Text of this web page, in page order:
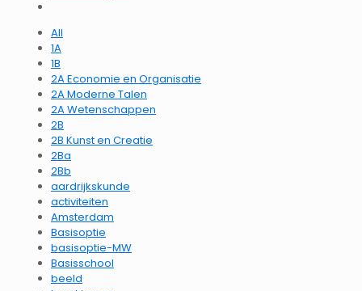
All
1A
1B
2A Economie en Organisatie
2A Moderne Talen
2A Wetenschappen
2B
2B Kunst en Creatie
2Ba
2Bb
aardrijkskunde
activiteiten
Amsterdam
Basisoptie
basisoptie-MW
Basisschool
beeld